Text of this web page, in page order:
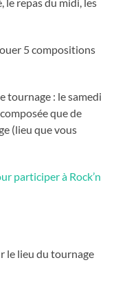
5 compositions
tournage : le samedi
que de
(lieu que vous
participer à Rock’n
le lieu du tournage